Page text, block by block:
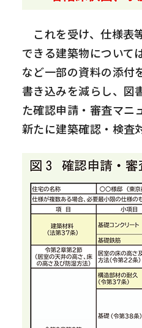
これを受け、仕様表
できる建築物について
など一部の資料の添付
書き込みを減らし、図
た確認申請・審査マニ
新たに建築確認・検査